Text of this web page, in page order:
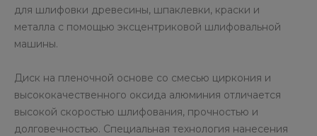
для шлифовки древесины, шпаклевки, краски и
металла с помощью эксцентриковой шлифовальной
машины.
Диск на пленочной основе со смесью циркония и
высококачественного оксида алюминия отличается
высокой скоростью шлифования, прочностью и
долговечностью. Специальная технология нанесения